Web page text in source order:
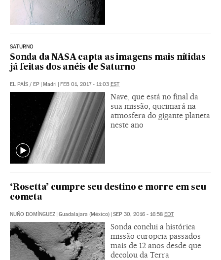
SATURNO
Sonda da NASA capta as imagens mais nítidas
já feitas dos anéis de Saturno
EL PAÍS / EP | Madri | FEB 01, 2017 - 11:03 EST
Nave, que está no final da
sua missão, queimará na
atmosfera do gigante planeta
neste ano
‘Rosetta’ cumpre seu destino e morre em seu
cometa
NUÑO DOMÍNGUEZ | Guadalajara (México) | SEP 30, 2016 - 16:58 EDT
Sonda conclui a histórica
missão europeia passados
mais de 12 anos desde que
decolou da Terra